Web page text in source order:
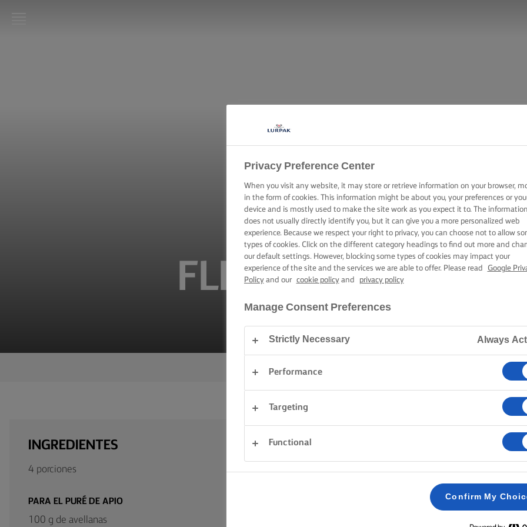
FLETÁN FRITO
INGREDIENTES
4 porciones
PARA EL PURÉ DE APIO
100 g de avellanas
MÉTODO
Precalienta el horno a 200 °C (180 °C con
Privacy Preference Center
When you visit any website, it may store or retrieve information on your browser,
in the form of cookies. This information might be about you, your preferences or
device and is mostly used to make the site work as you expect it to. The information
does not usually directly identify you, but it can give you a more personalized web
experience. Because we respect your right to privacy, you can choose not to allow
types of cookies. Click on the different category headings to find out more and
our default settings. However, blocking some types of cookies may impact your
experience of the site and the services we are able to offer. Please read
Google
Policyand our cookie policyand privacy policy
Manage Consent Preferences
Strictly Necessary Always
Performance
Targeting
Functional
Confirm My